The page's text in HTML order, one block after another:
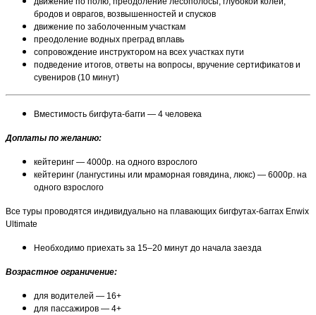
бродов и оврагов, возвышенностей и спусков
движение по заболоченным участкам
преодоление водных преград вплавь
сопровождение инструктором на всех участках пути
подведение итогов, ответы на вопросы, вручение сертификатов и
сувениров (10 минут)
Вместимость бигфута-багги — 4 человека
Доплаты по желанию:
кейтеринг — 4000р. на одного взрослого
кейтеринг (лангустины или мраморная говядина, люкс) — 6000р. на
одного взрослого
Все туры проводятся индивидуально на плавающих бигфутах-баггах Enwix
Ultimate
Необходимо приехать за 15–20 минут до начала заезда
Возрастное ограничение:
для водителей — 16+
для пассажиров — 4+